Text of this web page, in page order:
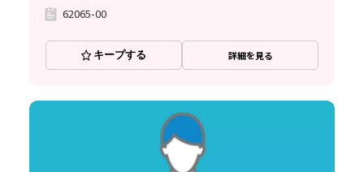
62065-00
キープする 詳細を見る